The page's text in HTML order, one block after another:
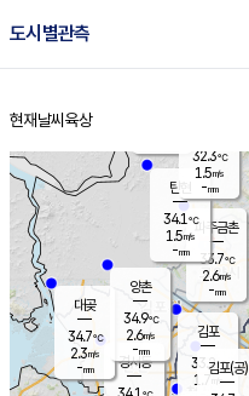
도시별관측
홈
현재날씨 육상
경서동
파주금촌
33.7℃
2.6m/s
-mm
대곶
34.7℃
2.3m/s
-mm
탄현
34.1℃
1.5m/s
-mm
김포
33.2℃
1.7 m/s
양촌
34.9℃
2.6m/s
-mm
김포(공)
32.3℃
1.5m/s
-mm